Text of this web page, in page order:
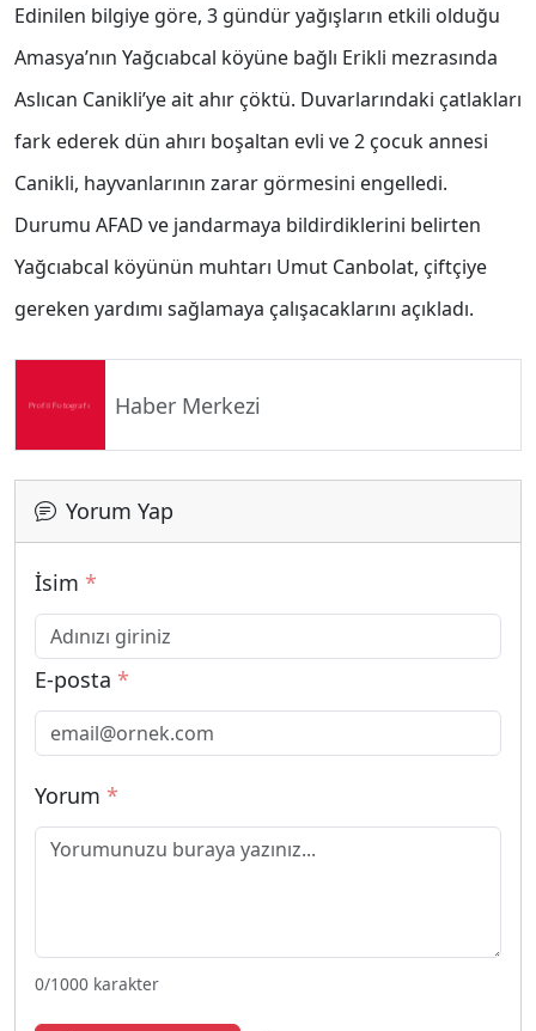
Edinilen bilgiye göre, 3 gündür yağışların etkili olduğu
Amasya’nın Yağcıabcal köyüne bağlı Erikli mezrasında
Aslıcan Canikli’ye ait ahır çöktü. Duvarlarındaki çatlakları
fark ederek dün ahırı boşaltan evli ve 2 çocuk annesi
Canikli, hayvanlarının zarar görmesini engelledi.
Durumu AFAD ve jandarmaya bildirdiklerini belirten
Yağcıabcal köyünün muhtarı Umut Canbolat, çiftçiye
gereken yardımı sağlamaya çalışacaklarını açıkladı.
Haber Merkezi
Yorum Yap
İsim *
E-posta *
Yorum *
0/1000 karakter